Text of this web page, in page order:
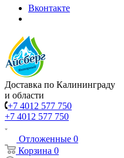
Вконтакте
Доставка по Калининграду
и области
+7 4012 577 750
+7 4012 577 750
Отложенные 0
Корзина 0